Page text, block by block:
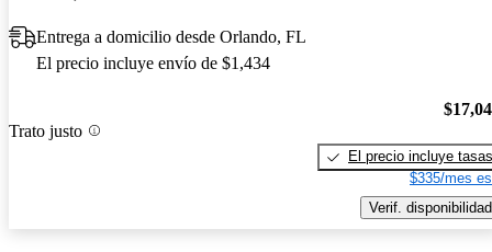
Entrega a domicilio desde Orlando, FL
El precio incluye envío de $1,434
Trato justo
El precio incluye tasas
$335/mes
Verif. disponibilidad